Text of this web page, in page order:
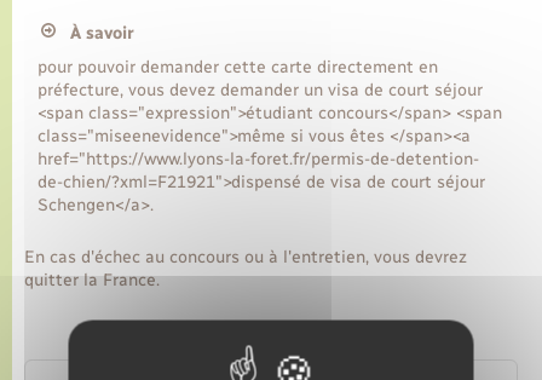
À savoir
pour pouvoir demander cette carte directement en
préfecture, vous devez demander un visa de court séjour
<span class="expression">étudiant concours</span> <span
class="miseenevidence">même si vous êtes </span><a
href="https://www.lyons-la-foret.fr/permis-de-detention-
de-chien/?xml=F21921">dispensé de visa de court séjour
Schengen</a>.
En cas d'échec au concours ou à l'entretien, vous devrez
quitter la France.